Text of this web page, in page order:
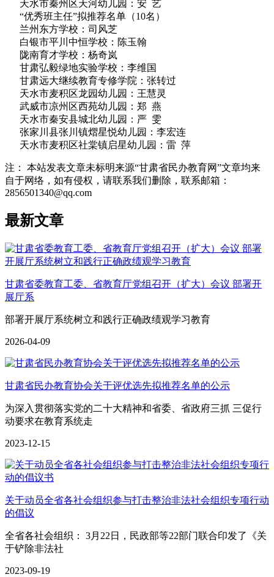
天水市秦州区天河幼儿园：安 艺
“优秀班主任”拟推荐名单（10名）
兰州东方学校：司风芝
白银市平川中恒学校：陈玉翰
陇南育才学校：杨奇岚
甘肃弘毅绿地实验学校：李维国
甘肃远大继续教育专修学院：张转过
天水市麦积区龙园幼儿园：王慧灵
武威市凉州区西苑幼儿园：郑 燕
天水市秦安县城北幼儿园：严 雯
张家川县张川镇熠星悦幼儿园：李宏连
天水市麦积区社棠镇启星幼儿园：雷 萍
注： 本站发表文章未标明来源“甘肃省民办教育网”文章均来
自于网络，如有侵权，请联系我们删除，联系邮箱：
2856501340@qq.com
最新文章
甘肃省委教育工委、省教育厅党组召开（扩大）会议 部署开
展厅系
部署开展厅系统树立和践行正确政绩观学习教育
2026-04-09
甘肃省民办教育协会关于评优选先拟推荐名单的公示
为深入贯彻落实党的二十大精神和省委、省政府三抓 三促行
动要求在教育系统走
2023-12-15
关于动员全省各社会组织参与打击整治非法社会组织专项行动
的倡议
全省各社会组织： 3月22日，民政部等22部门联合印发了《关
于铲除非法社
2023-09-19